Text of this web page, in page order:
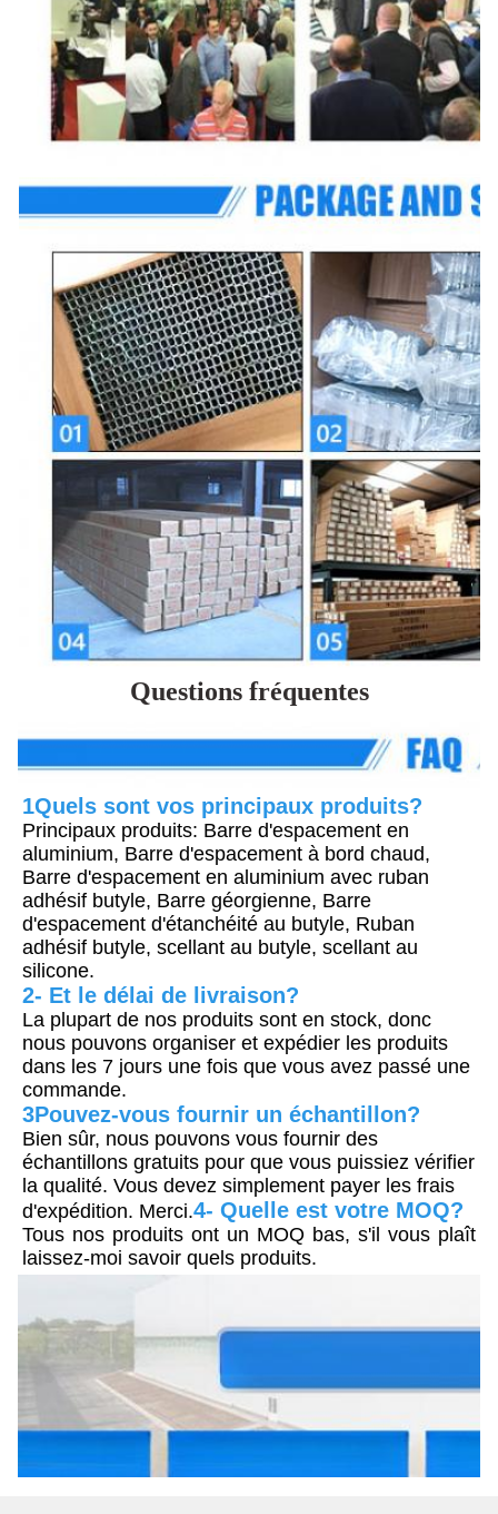
Questions fréquentes
1Quels sont vos principaux produits?
Principaux produits: Barre d'espacement en
aluminium, Barre d'espacement à bord chaud,
Barre d'espacement en aluminium avec ruban
adhésif butyle, Barre géorgienne, Barre
d'espacement d'étanchéité au butyle, Ruban
adhésif butyle, scellant au butyle, scellant au
silicone.
2- Et le délai de livraison?
La plupart de nos produits sont en stock, donc
nous pouvons organiser et expédier les produits
dans les 7 jours une fois que vous avez passé une
commande.
3Pouvez-vous fournir un échantillon?
Bien sûr, nous pouvons vous fournir des
échantillons gratuits pour que vous puissiez vérifier
la qualité. Vous devez simplement payer les frais
d'expédition. Merci.4- Quelle est votre MOQ?
Tous nos produits ont un MOQ bas, s'il vous plaît
laissez-moi savoir quels produits.